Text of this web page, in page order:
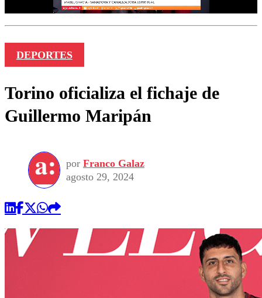
DEPORTES
Torino oficializa el fichaje de
Guillermo Maripán
por Franco Galaz
agosto 29, 2024